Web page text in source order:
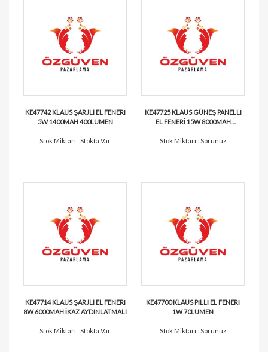
KE47742 KLAUS ŞARJLI EL FENERİ
5W 1400MAH 400LUMEN
Stok Miktarı : Stokta Var
KE47725 KLAUS GÜNEŞ PANELLİ
EL FENERİ 15W 8000MAH
Stok Miktarı : Sorunuz
KE47714 KLAUS ŞARJLI EL FENERİ
8W 6000MAH İKAZ AYDINLATMALI
Stok Miktarı : Stokta Var
KE47700 KLAUS PİLLİ EL FENERİ
1W 70LUMEN
Stok Miktarı : Sorunuz